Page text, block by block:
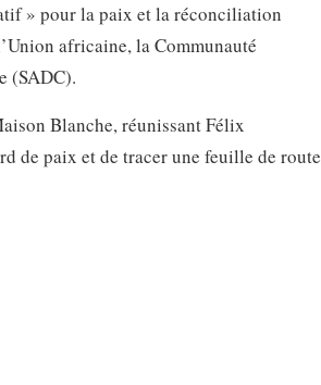
» pour la paix et la réconciliation
africaine, la Communauté
(SADC).
Blanche, réunissant Félix
de paix et de tracer une feuille de route